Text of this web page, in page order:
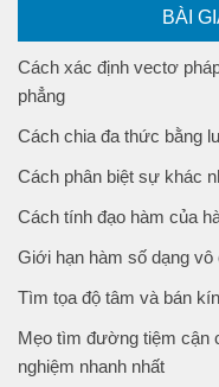
BÀI
Cách xác định vectơ
phẳng
Cách chia đa thức bằng
Cách phân biệt sự khác
Cách tính đạo hàm của
Giới hạn hàm số dạng vô
Tìm tọa độ tâm và bán
Mẹo tìm đường tiệm cận
nghiệm nhanh nhất